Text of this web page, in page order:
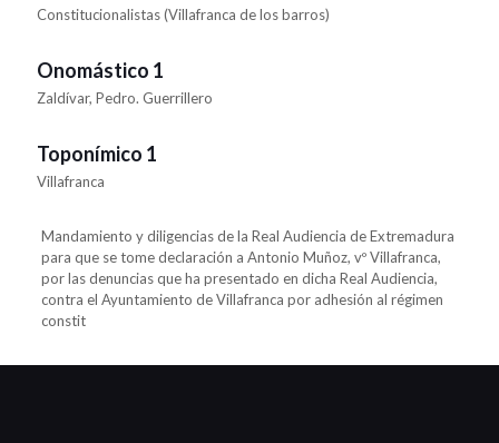
Constitucionalistas (Villafranca de los barros)
Onomástico 1
Zaldívar, Pedro. Guerrillero
Toponímico 1
Villafranca
Mandamiento y diligencias de la Real Audiencia de Extremadura
para que se tome declaración a Antonio Muñoz, vº Villafranca,
por las denuncias que ha presentado en dicha Real Audiencia,
contra el Ayuntamiento de Villafranca por adhesión al régimen
constit